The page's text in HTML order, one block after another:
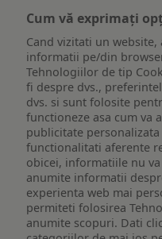
Cum vă exprimați
Cand vizitati un website,
informatii pe/din
Tehnologiilor de tip
fi despre dvs.,
dvs. si sunt folosite
functioneze asa cum va
publicitate
functionalitati aferente
obicei, informatiile nu
anumite informatii
experienta web mai
permiteti folosirea
anumite scopuri. Dati